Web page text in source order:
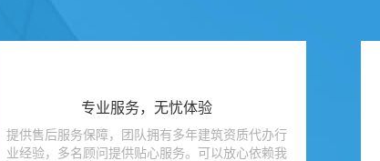
专业服务，无忧体验
提供售后服务保障，团队拥有多年建筑资质代办行
业经验，多名顾问提供贴心服务。可以放心依赖我